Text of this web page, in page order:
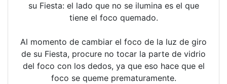
su Fiesta: el lado que no se ilumina es el que
tiene el foco quemado.
Al momento de cambiar el foco de la luz de giro
de su Fiesta, procure no tocar la parte de vidrio
del foco con los dedos, ya que eso hace que el
foco se queme prematuramente.